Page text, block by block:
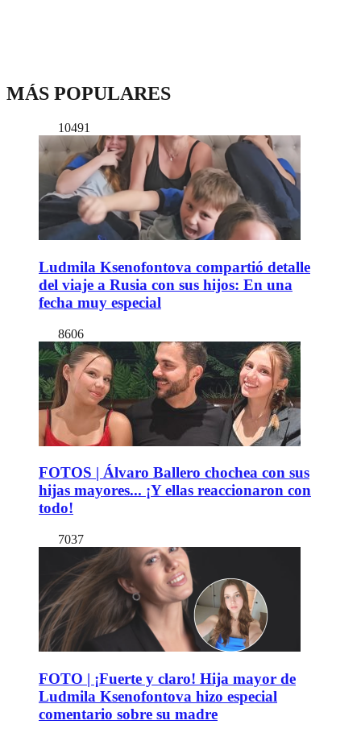
MÁS POPULARES
10491
Ludmila Ksenofontova compartió detalle
del viaje a Rusia con sus hijos: En una
fecha muy especial
8606
FOTOS | Álvaro Ballero chochea con sus
hijas mayores... ¡Y ellas reaccionaron con
todo!
7037
FOTO | ¡Fuerte y claro! Hija mayor de
Ludmila Ksenofontova hizo especial
comentario sobre su madre